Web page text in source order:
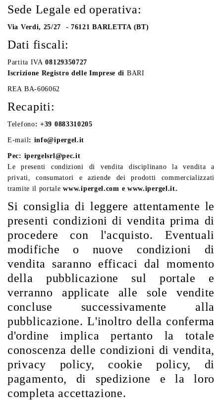
Sede Legale ed operativa:
Via Verdi, 25/27 - 76121 BARLETTA (BT)
Dati fiscali:
Partita IVA 08129350727
Iscrizione Registro delle Imprese di BARI
REA BA-606062
Recapiti:
Telefono: +39 0883310205
E-mail : info@ipergel.it
Pec: ipergelsrl@pec.it
Le presenti condizioni di vendita disciplinano la vendita a
privati, consumatori e aziende dei prodotti commercializzati
tramite il portalewww.ipergel.com e www.ipergel.it.
Si consiglia di leggere attentamente le
presenti condizioni di vendita prima di
procedere con l'acquisto. Eventuali
modifiche o nuove condizioni di
vendita saranno efficaci dal momento
della pubblicazione sul portale e
verranno applicate alle sole vendite
concluse successivamente alla
pubblicazione. L'inoltro della conferma
d'ordine implica pertanto la totale
conoscenza delle condizioni di vendita,
privacy policy, cookie policy, di
pagamento, di spedizione e la loro
completa accettazione.